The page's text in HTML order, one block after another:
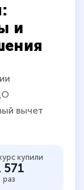
и
вычет
купили
571
раз